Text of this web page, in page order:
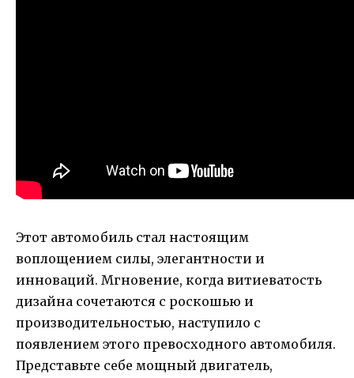
Этот автомобиль стал настоящим
воплощением силы, элегантности и
инноваций. Мгновение, когда витиеватость
дизайна сочетаются с роскошью и
производительностью, наступило с
появлением этого превосходного автомобиля.
Представьте себе мощный двигатель,